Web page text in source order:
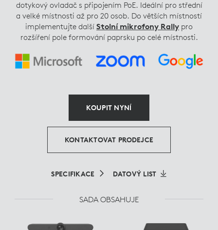
dotykový ovladač s připojením PoE. Ideální pro střední
a velké místnosti až pro 20 osob. Do větších místností
implementujte další Stolní mikrofony Rally pro
rozšíření pole formování paprsku po celé místnosti.
KOUPIT NYNÍ
KONTAKTOVAT PRODEJCE
SPECIFIKACE DATOVÝ LIST
SADA OBSAHUJE